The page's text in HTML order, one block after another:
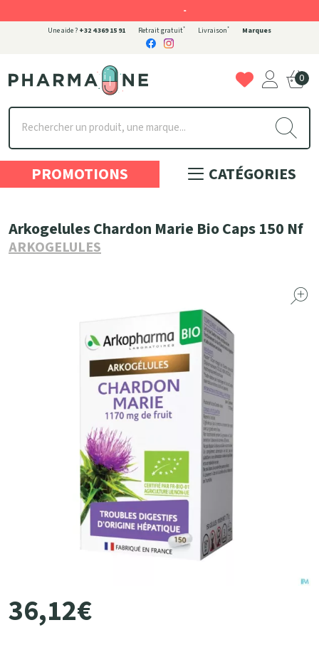
Une aide ? +32 4 369 15 91 Retrait gratuit* Livraison* Marques
Pharmaone Votre pharmacie en ligne à votre service
0
PROMOTIONS CATÉGORIES
Arkogelules Chardon Marie Bio Caps 150 Nf
ARKOGELULES
36,12€